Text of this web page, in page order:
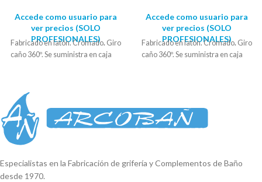
Accede como usuario para
ver precios (SOLO
PROFESIONALES)
Fabricado en latón. Cromado.Giro
caño 360º. Se suministra en caja
Accede como usuario para
ver precios (SOLO
PROFESIONALES)
Fabricado en latón. Cromado.Giro
caño 360º. Se suministra en caja
Especialistas en la Fabricación de grifería y Complementos de Baño
desde 1970.